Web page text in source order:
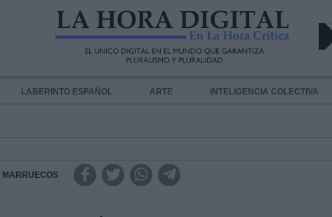
LABERINTO ESPAÑOL ARTE INTELIGENCIA COLECTIVA
MARRUECOS